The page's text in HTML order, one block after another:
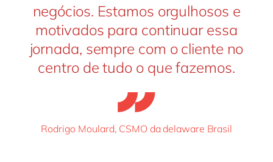
negócios. Estamos orgulhosos e
motivados para continuar essa
jornada, sempre com o cliente no
centro de tudo o que fazemos.
Rodrigo Moulard, CSMO da delaware Brasil